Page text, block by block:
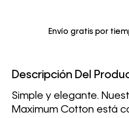
Envío gratis por
Descripción Del
Simple y elegante.
Maximum Cotton está